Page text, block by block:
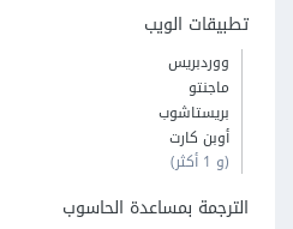
تطبيقات الويب
ووردبريس
ماجنتو
بريستاشوب
أوبن كارت
(و 1 أكثر)
الترجمة بمساعدة الحاسوب